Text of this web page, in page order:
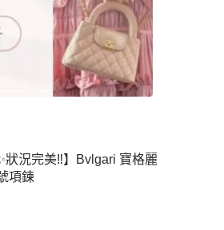
狀況完美‼️】Bvlgari 寶格麗
項鍊